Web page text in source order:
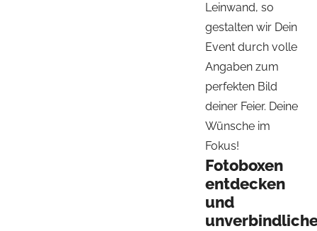
Leinwand, so
gestalten wir Dein
Event durch volle
Angaben zum
perfekten Bild
deiner Feier. Deine
Wünsche im
Fokus!
Fotoboxen
entdecken
und